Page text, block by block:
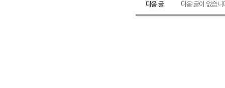
다음 글 다음 글이 없습니